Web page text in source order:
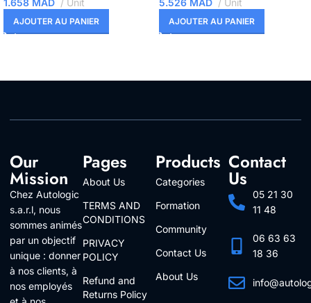
1.658 MAD Unit
AJOUTER AU PANIER
5.526 MAD Unit
AJOUTER AU PANIER
Our
Mission
Chez Autologic
s.a.r.l, nous
sommes animés
par un objectif
unique : donner
à nos clients, à
nos employés
Pages
About Us
TERMS AND
CONDITIONS
PRIVACY
POLICY
Refund and
Returns Policy
Products
Categories
Formation
Community
Contact Us
About Us
Contact
Us
05 21 30
11 48
06 63 63
18 36